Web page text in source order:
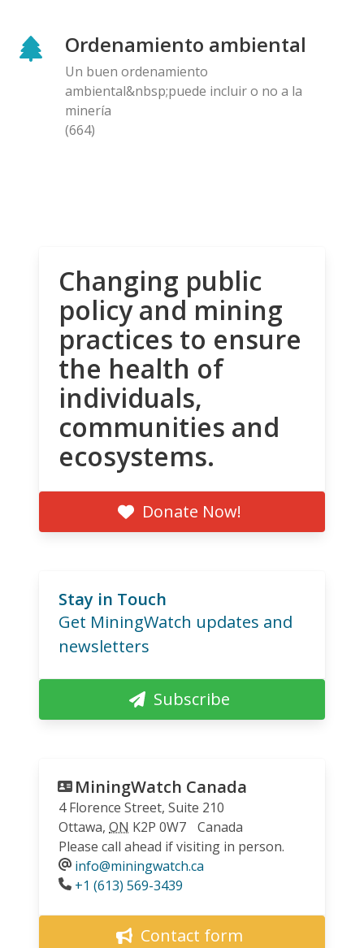
Ordenamiento ambiental
Un buen ordenamiento
ambiental&nbsp;puede incluir o no a la
minería
(664)
Changing public
policy and mining
practices to ensure
the health of
individuals,
communities and
ecosystems.
Donate Now!
Stay in Touch
Get MiningWatch updates and
newsletters
Subscribe
MiningWatch Canada
4 Florence Street, Suite 210
Ottawa, ON K2P 0W7
Canada
Please call ahead if visiting in person.
info@miningwatch.ca
Phone
+1 (613) 569-3439
Contact form